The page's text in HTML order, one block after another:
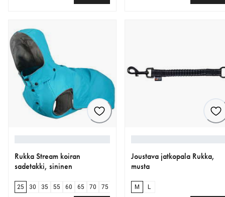
Rukka Stream koiran
sadetakki, sininen
25 30 35 55 60 65 70 75
Joustava jatkopala Rukka,
musta
M L